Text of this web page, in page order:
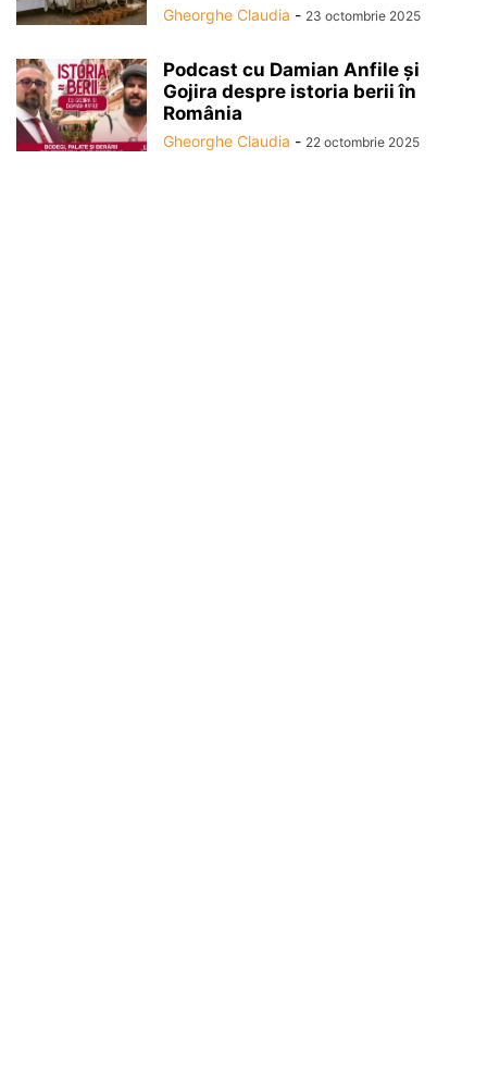
Gheorghe Claudia - 23 octombrie 2025
Podcast cu Damian Anfile și
Gojira despre istoria berii în
România
Gheorghe Claudia - 22 octombrie 2025